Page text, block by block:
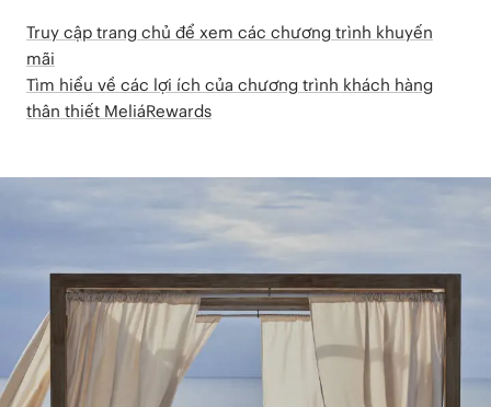
Truy cập trang chủ để xem các chương trình khuyến
mãi
Tìm hiểu về các lợi ích của chương trình khách hàng
thân thiết MeliáRewards